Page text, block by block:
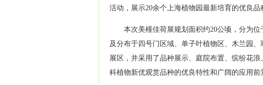
活动，展示20余个上海植物园最新培育的优良品
本次美槿佳荷展规划面积约20公顷，分为
及分布于四号门区域、单子叶植物区、木兰园、
展区，并采用了品种展示、庭院布置、缤纷花
科植物新优观赏品种的优良特性和广阔的应用前